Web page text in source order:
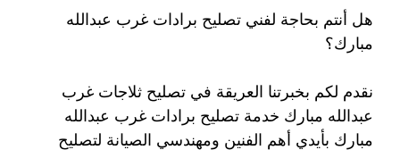
هل أنتم بحاجة لفني تصليح برادات غرب عبدالله
مبارك؟
نقدم لكم بخبرتنا العريقة في تصليح ثلاجات غرب
عبدالله مبارك خدمة تصليح برادات غرب عبدالله
مبارك بأيدي أهم الفنين ومهندسي الصيانة لتصليح